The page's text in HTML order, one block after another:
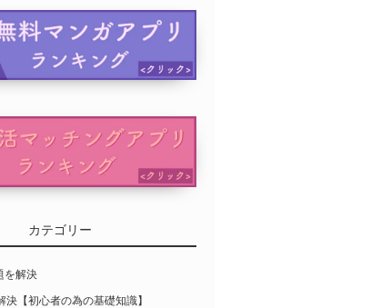
カテゴリー
を解決
決【初心者の為の基礎知識】